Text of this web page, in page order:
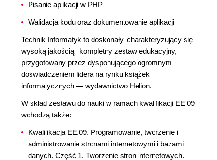
Pisanie aplikacji w PHP
Walidacja kodu oraz dokumentowanie aplikacji
Technik Informatyk to doskonały, charakteryzujący się
wysoką jakością i kompletny zestaw edukacyjny,
przygotowany przez dysponującego ogromnym
doświadczeniem lidera na rynku książek
informatycznych — wydawnictwo Helion.
W skład zestawu do nauki w ramach kwalifikacji EE.09
wchodzą także:
Kwalifikacja EE.09. Programowanie, tworzenie i
administrowanie stronami internetowymi i bazami
danych. Część 1. Tworzenie stron internetowych.